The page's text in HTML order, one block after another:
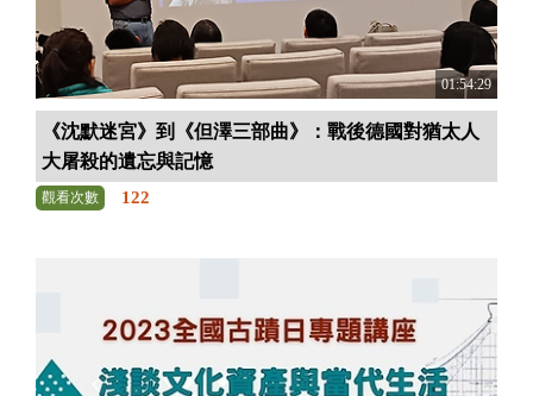
01:54:29
《沈默迷宮》到《但澤三部曲》：戰後德國對猶太人
大屠殺的遺忘與記憶
觀看次數 122